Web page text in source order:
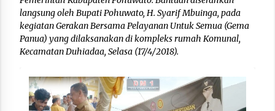
langsung oleh Bupati Pohuwato, H. Syarif Mbuinga, pada
kegiatan Gerakan Bersama Pelayanan Untuk Semua (Gema
Panua) yang dilaksanakan di kompleks rumah Komunal,
Kecamatan Duhiadaa, Selasa (17/4/2018).